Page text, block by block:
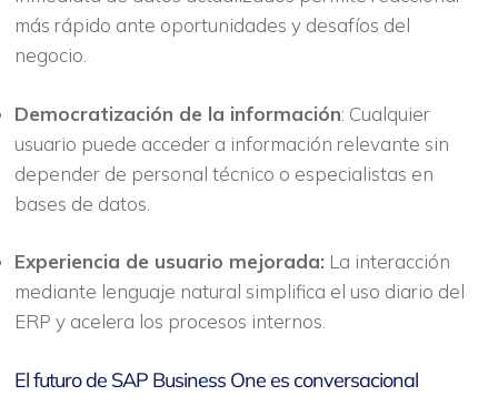
más rápido ante oportunidades y desafíos del
negocio.
Democratización de la información: Cualquier
usuario puede acceder a información relevante sin
depender de personal técnico o especialistas en
bases de datos.
Experiencia de usuario mejorada: La interacción
mediante lenguaje natural simplifica el uso diario del
ERP y acelera los procesos internos.
El futuro de SAP Business One es conversacional